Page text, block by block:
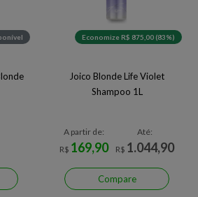
Economize R$ 875,00 (83%)
Joico Blonde Life Violet
Shampoo 1L
A partir de:
R$ 169,90
Até:
R$ 1.044,90
Compare